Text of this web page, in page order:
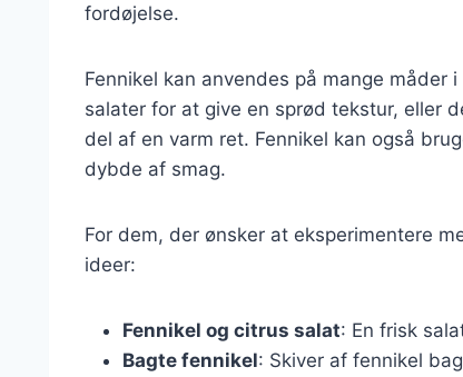
fordøjelse.
Fennikel kan anvendes på mange
salater for at give en sprød tekstur, eller
del af en varm ret. Fennikel kan også
dybde af smag.
For dem, der ønsker at eksperimentere
ideer:
Fennikel og citrus salat: En frisk
Bagte fennikel: Skiver af fennikel